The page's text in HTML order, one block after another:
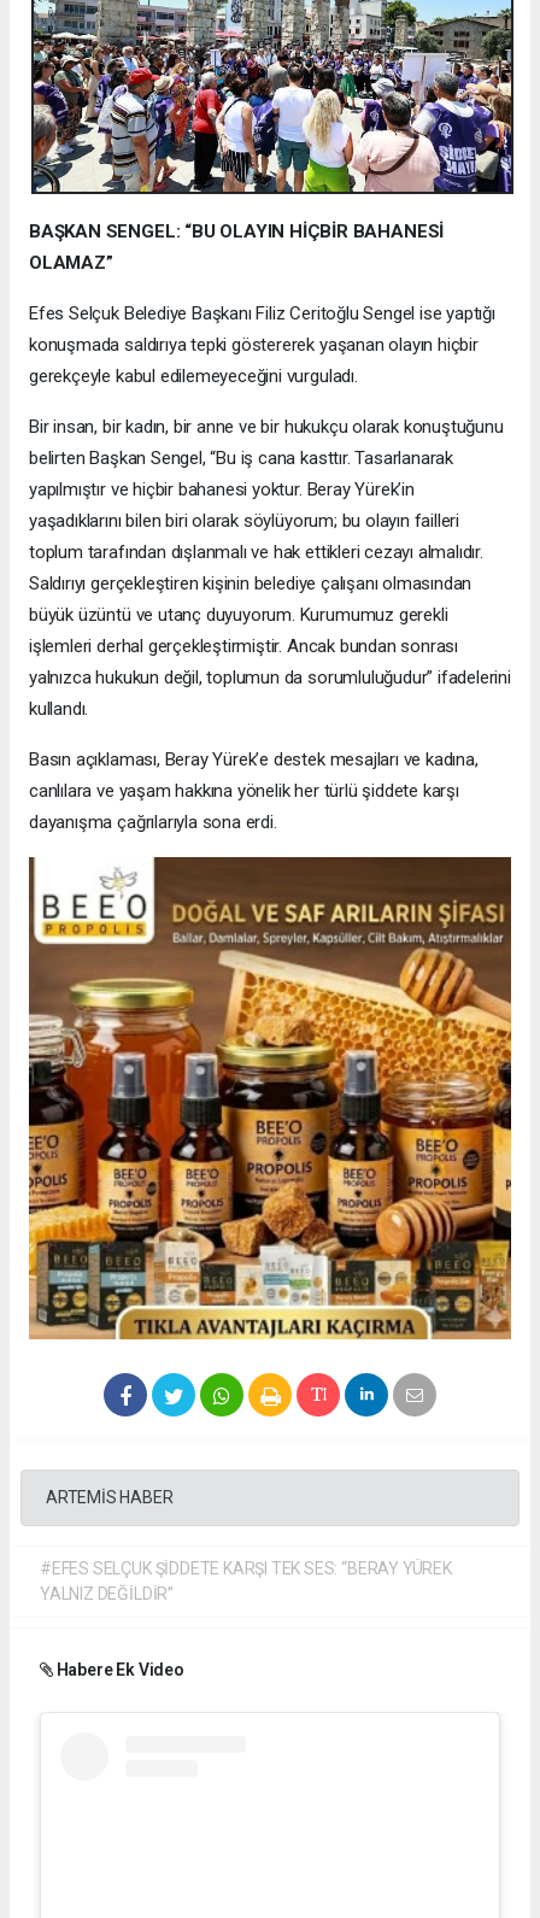
BAŞKAN SENGEL: “BU OLAYIN HİÇBİR BAHANESİ
OLAMAZ”
Efes Selçuk Belediye Başkanı Filiz Ceritoğlu Sengel ise yaptığı
konuşmada saldırıya tepki göstererek yaşanan olayın hiçbir
gerekçeyle kabul edilemeyeceğini vurguladı.
Bir insan, bir kadın, bir anne ve bir hukukçu olarak konuştuğunu
belirten Başkan Sengel, “Bu iş cana kasttır. Tasarlanarak
yapılmıştır ve hiçbir bahanesi yoktur. Beray Yürek’in
yaşadıklarını bilen biri olarak söylüyorum; bu olayın failleri
toplum tarafından dışlanmalı ve hak ettikleri cezayı almalıdır.
Saldırıyı gerçekleştiren kişinin belediye çalışanı olmasından
büyük üzüntü ve utanç duyuyorum. Kurumumuz gerekli
işlemleri derhal gerçekleştirmiştir. Ancak bundan sonrası
yalnızca hukukun değil, toplumun da sorumluluğudur” ifadelerini
kullandı.
Basın açıklaması, Beray Yürek’e destek mesajları ve kadına,
canlılara ve yaşam hakkına yönelik her türlü şiddete karşı
dayanışma çağrılarıyla sona erdi.
ARTEMİS HABER
#EFES SELÇUK ŞİDDETE KARŞI TEK SES: “BERAY YÜREK
YALNIZ DEĞİLDİR”
Habere Ek Video